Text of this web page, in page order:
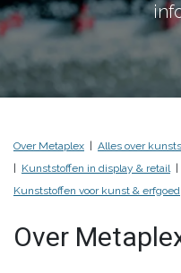
Over Metaplex Alles over
Kunststoffen in display & retail|
Kunststoffen voor kunst & erfgoed
Over